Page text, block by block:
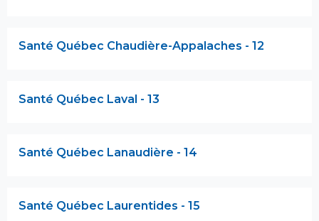
Santé Québec Chaudière-Appalaches - 12
Santé Québec Laval - 13
Santé Québec Lanaudière - 14
Santé Québec Laurentides - 15